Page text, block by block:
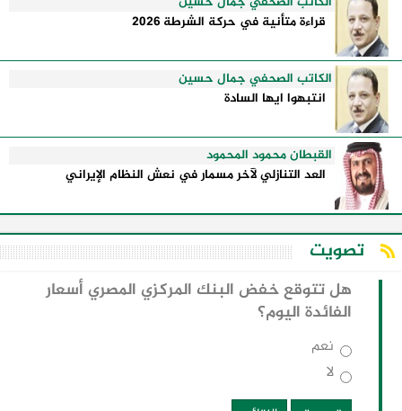
قراءة متأنية في حركة الشرطة 2026
الكاتب الصحفي جمال حسين
انتبهوا ايها السادة
القبطان محمود المحمود
العد التنازلي لآخر مسمار في نعش النظام الإيراني
تصويت
هل تتوقع خفض البنك المركزي المصري أسعار
الفائدة اليوم؟
نعم
لا